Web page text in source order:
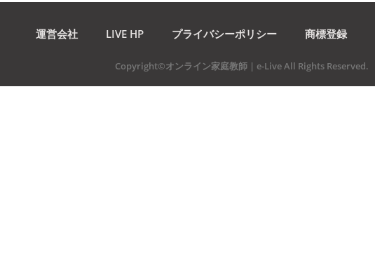
運営会社 LIVE HP プライバシーポリシー 商標登録
Copyright©オンライン家庭教師 | e-Live All Rights Reserved.